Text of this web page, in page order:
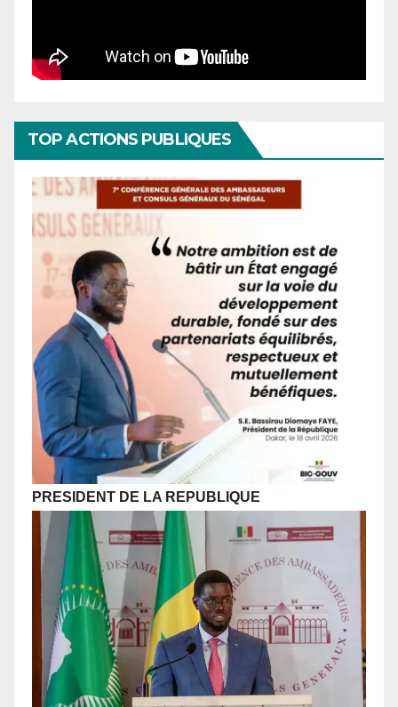
TOP ACTIONS PUBLIQUES
PRESIDENT DE LA REPUBLIQUE